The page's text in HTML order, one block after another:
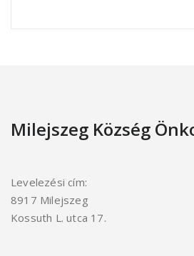
Milejszeg Község
Levelezési cím:
8917 Milejszeg
Kossuth L. utca 17.